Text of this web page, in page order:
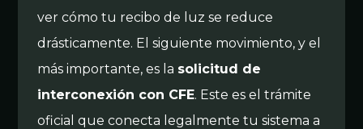
ver cómo tu recibo de luz se reduce
drásticamente. El siguiente movimiento, y el
más importante, es la solicitud de
interconexión con CFE. Este es el trámite
oficial que conecta legalmente tu sistema a